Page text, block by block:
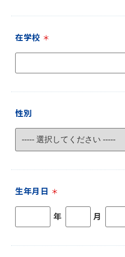
在学校 ＊
性別
生年月日 ＊
年 月